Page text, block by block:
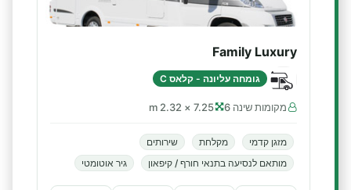
Family Luxury
גומחה עליונה - קלאס C
מקומות שינה 6 7.25 × 2.32 m
מזגן קדמי מקלחת
שירותים
מותאם לנסיעה בתנאי חורף / קיפאון
גיר אוטומטי